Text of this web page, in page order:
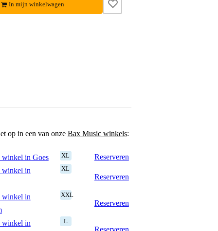
In mijn winkelwagen
op in een van onze Bax Music winkels:
in Goes XL
Reserveren
winkel in
XL
Reserveren
winkel in
XXL
Reserveren
winkel in
L
Reserveren